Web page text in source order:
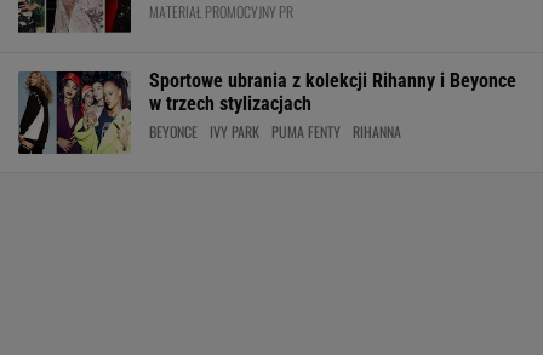
MATERIAŁ PROMOCYJNY PR
Sportowe ubrania z kolekcji Rihanny i Beyonce
w trzech stylizacjach
BEYONCE IVY PARK PUMA FENTY RIHANNA